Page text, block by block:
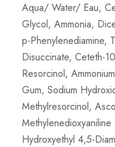
r
f
e
c
t
9
9
/
Aqua/ Water/ Eau,
Glycol, Ammonia,
p-Phenylenediamine,
Disuccinate, Ceteth-
Resorcinol,
Gum, Sodium
Methylresorcinol,
Hydroxyethyl 4,5-